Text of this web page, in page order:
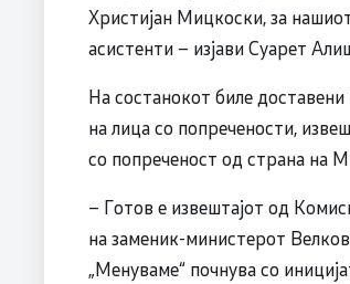
Христијан Мицкоски, за
асистенти – изјави Суарет
На состанокот биле доставени
на лица со попречености,
со попреченост од страна на
– Готов е извештајот од
на заменик-министерот
„Менуваме“ почнува со